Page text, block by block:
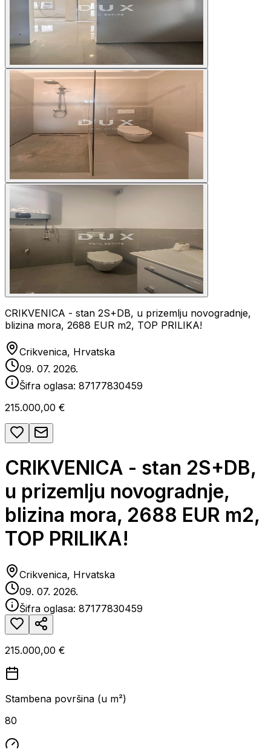
CRIKVENICA - stan 2S+DB, u prizemlju novogradnje,
blizina mora, 2688 EUR m2, TOP PRILIKA!
Crikvenica, Hrvatska
09. 07. 2026.
Šifra oglasa: 87177830459
215.000,00 €
CRIKVENICA - stan 2S+DB,
u prizemlju novogradnje,
blizina mora, 2688 EUR m2,
TOP PRILIKA!
Crikvenica, Hrvatska
09. 07. 2026.
Šifra oglasa: 87177830459
215.000,00 €
Stambena površina (u m²)
80